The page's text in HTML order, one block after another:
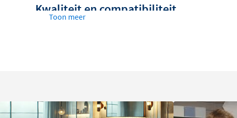
Kwaliteit en compatibiliteit
Voorzien van 2x 3/8" en 1x 1/2" aansluiting, zodat
zijn.
Toon meer